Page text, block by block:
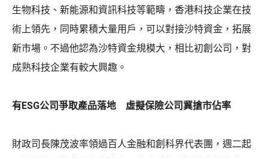
生物科技、新能源和資訊科技等範疇，香港科技企業在技
術上領先，同時累積大量用戶，可以對接沙特資金，拓展
新市場。不過他認為沙特資金規模大，相比初創公司，對
成熟科技企業有較大興趣。
有ESG公司爭取產品落地 虛擬保險公司冀搶市佔率
財政司長陳茂波率領過百人金融和創科界代表團，週二起